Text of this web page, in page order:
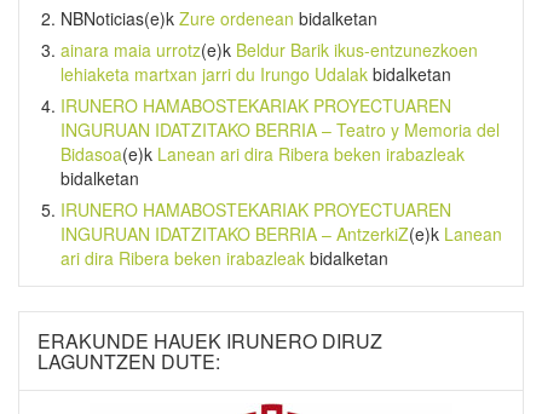
NBNoticias(e)k Zure ordenean bidalketan
ainara maia urrotz(e)k Beldur Barik ikus-entzunezkoen
lehiaketa martxan jarri du Irungo Udalak bidalketan
IRUNERO HAMABOSTEKARIAK PROYECTUAREN
INGURUAN IDATZITAKO BERRIA – Teatro y Memoria del
Bidasoa(e)k Lanean ari dira Ribera beken irabazleak
bidalketan
IRUNERO HAMABOSTEKARIAK PROYECTUAREN
INGURUAN IDATZITAKO BERRIA – AntzerkiZ(e)k Lanean
ari dira Ribera beken irabazleak bidalketan
ERAKUNDE HAUEK IRUNERO DIRUZ
LAGUNTZEN DUTE: